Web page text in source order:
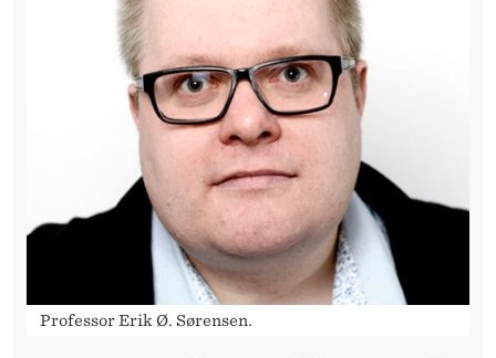
Professor Erik Ø. Sørensen.